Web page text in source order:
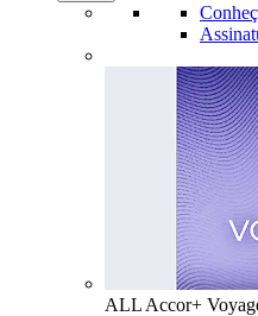
ALL Accor+